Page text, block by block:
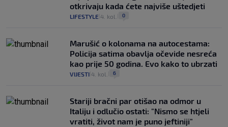
otkrivaju kada ćete najviše uštedjeti
LIFESTYLE 4. kol. 0
Marušić o kolonama na autocestama:
Policija satima obavlja očevide nesreća
kao prije 50 godina. Evo kako to ubrzati
VIJESTI 4. kol. 6
Stariji bračni par otišao na odmor u
Italiju i odlučio ostati: "Nismo se htjeli
vratiti, život nam je puno jeftiniji"